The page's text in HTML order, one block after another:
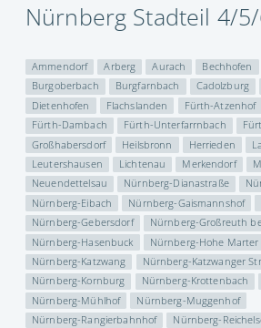
Nürnberg Stadteil 4/
Ammendorf Arberg Aurach Bechhofen
Burgoberbach
Burgfarnbach Cadolzburg
Dietenhofen
Flachslanden Fürth-Atzenhof
Fürth-Dambach
Fürth-Unterfarrnbach
Großhabersdorf
Heilsbronn Herrieden
Leutershausen
Lichtenau Merkendorf
Neuendettelsau
Nürnberg-Dianastraße
Nürnberg-Eibach
Nürnberg-Gaismannshof
Nürnberg-Gebersdorf
Nürnberg-Großreuth
Nürnberg-Hasenbuck
Nürnberg-Hohe Marter
Nürnberg-Katzwang
Nürnberg-Katzwanger
Nürnberg-Kornburg
Nürnberg-Krottenbach
Nürnberg-Mühlhof
Nürnberg-Muggenhof
Nürnberg-Rangierbahnhof
Nürnberg-